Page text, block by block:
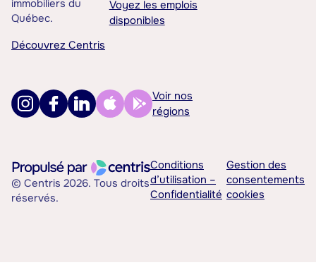
immobiliers du
Québec.
Découvrez Centris
Voyez les emplois
disponibles
Voir nos
régions
© Centris 2026. Tous droits
réservés.
Conditions
d’utilisation –
Confidentialité
Gestion des
consentements
cookies